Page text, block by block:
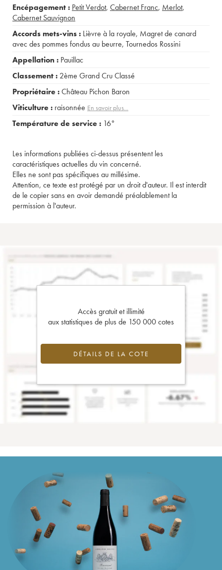
Encépagement : Petit Verdot, Cabernet Franc, Merlot,
Cabernet Sauvignon
Accords mets-vins : Lièvre à la royale, Magret de canard
avec des pommes fondus au beurre, Tournedos Rossini
Appellation : Pauillac
Classement : 2ème Grand Cru Classé
Propriétaire :Château Pichon Baron
Viticulture : raisonnée En savoir plus...
Température de service : 16°
Les informations publiées ci-dessus présentent les
caractéristiques actuelles du vin concerné.
Elles ne sont pas spécifiques au millésime.
Attention, ce texte est protégé par un droit d'auteur. Il est interdit
de le copier sans en avoir demandé préalablement la
permission à l'auteur.
Accès gratuit et illimité
aux statistiques de plus de 150 000 cotes
DÉTAILS DE LA COTE